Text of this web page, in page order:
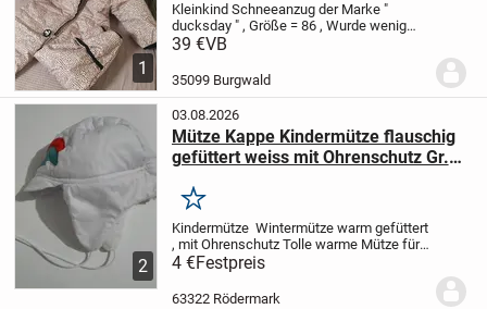
1
Kleinkind Schneeanzug der Marke "
ducksday " , Größe = 86 , Wurde wenig
getragen , Sehr guter Zustand
39 €VB
35099 Burgwald
2
03.08.2026
Mütze Kappe Kindermütze flauschig
gefüttert weiss mit Ohrenschutz Gr.
Merken
Kindermütze Wintermütze warm gefüttert
, mit Ohrenschutz Tolle warme Mütze für
Kinder , Baumwolle gefüttert, ab Gr. 50
NEU - nicht getragen
Versand
4 €Festpreis
63322 Rödermark